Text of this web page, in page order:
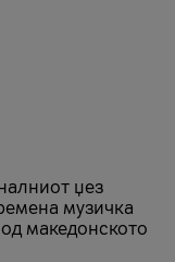
џез
музичка
македонското